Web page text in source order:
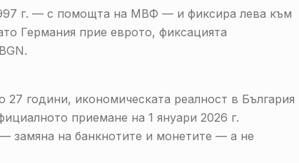
г. — с помощта на МВФ — и фиксира лева към
Германия прие еврото, фиксацията
години, икономическата реалност в България
приемане на 1 януари 2026 г.
замяна на банкнотите и монетите — а не